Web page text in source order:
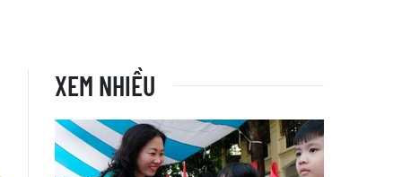
XEM NHIỀU